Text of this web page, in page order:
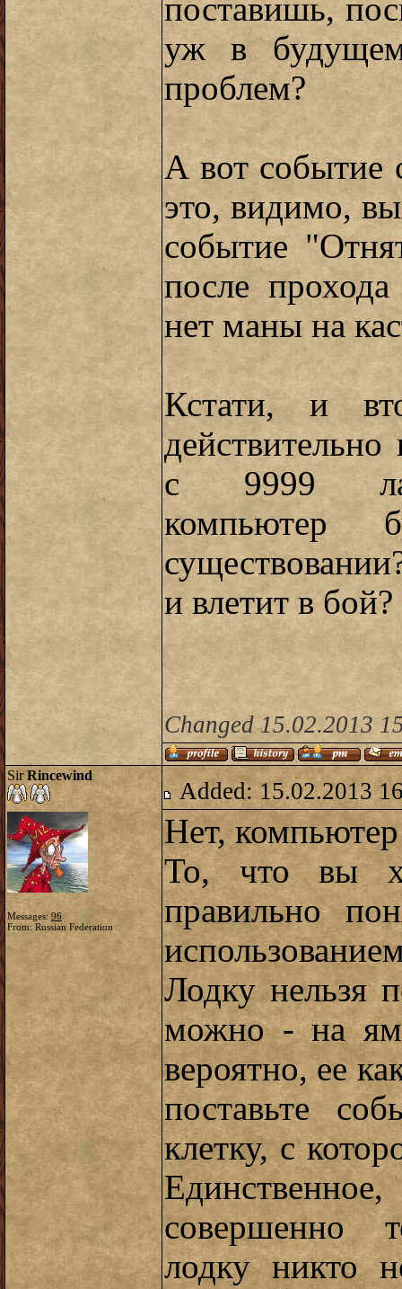
поставишь,
уж в будущем
проблем?
А вот событие
это, видимо,
событие
после
нет маны на
Кстати, и
действительно
с 9999
компьютер
и влетит в бой?
Changed 15.02.2013
SirRincewind
Messages: 96
From: Russian Federation
Added: 15.02.2013
Нет, компьютер
То, что вы
правильно
Лодку нельзя
можно - на
вероятно, ее
поставьте
клетку, с
совершенно
лодку никто